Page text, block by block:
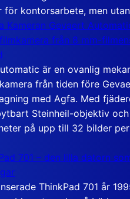
för kontorsarbete, men
Kameran Gevaert
från 8 mm-
är en ovanlig
från tiden före
med Agfa. Med
Steinheil-objektiv och
på upp till 32 bilder
701 – den lilla datorn
ThinkPad 701 år